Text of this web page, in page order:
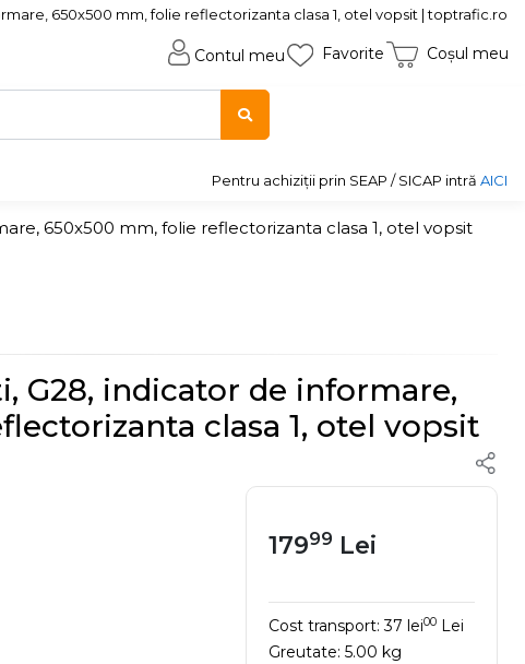
650x500 mm, folie reflectorizanta clasa 1, otel vopsit | toptrafic.ro
Contul meu Favorite Coșul meu
Pentru achiziții prin SEAP / SICAP intră AICI
650x500 mm, folie reflectorizanta clasa 1, otel vopsit
G28, indicator de informare,
clasa 1, otel vopsit
17999 Lei
Cost transport:37 lei00 Lei
Greutate:5.00 kg